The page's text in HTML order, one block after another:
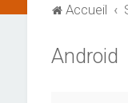
Accueil
Android